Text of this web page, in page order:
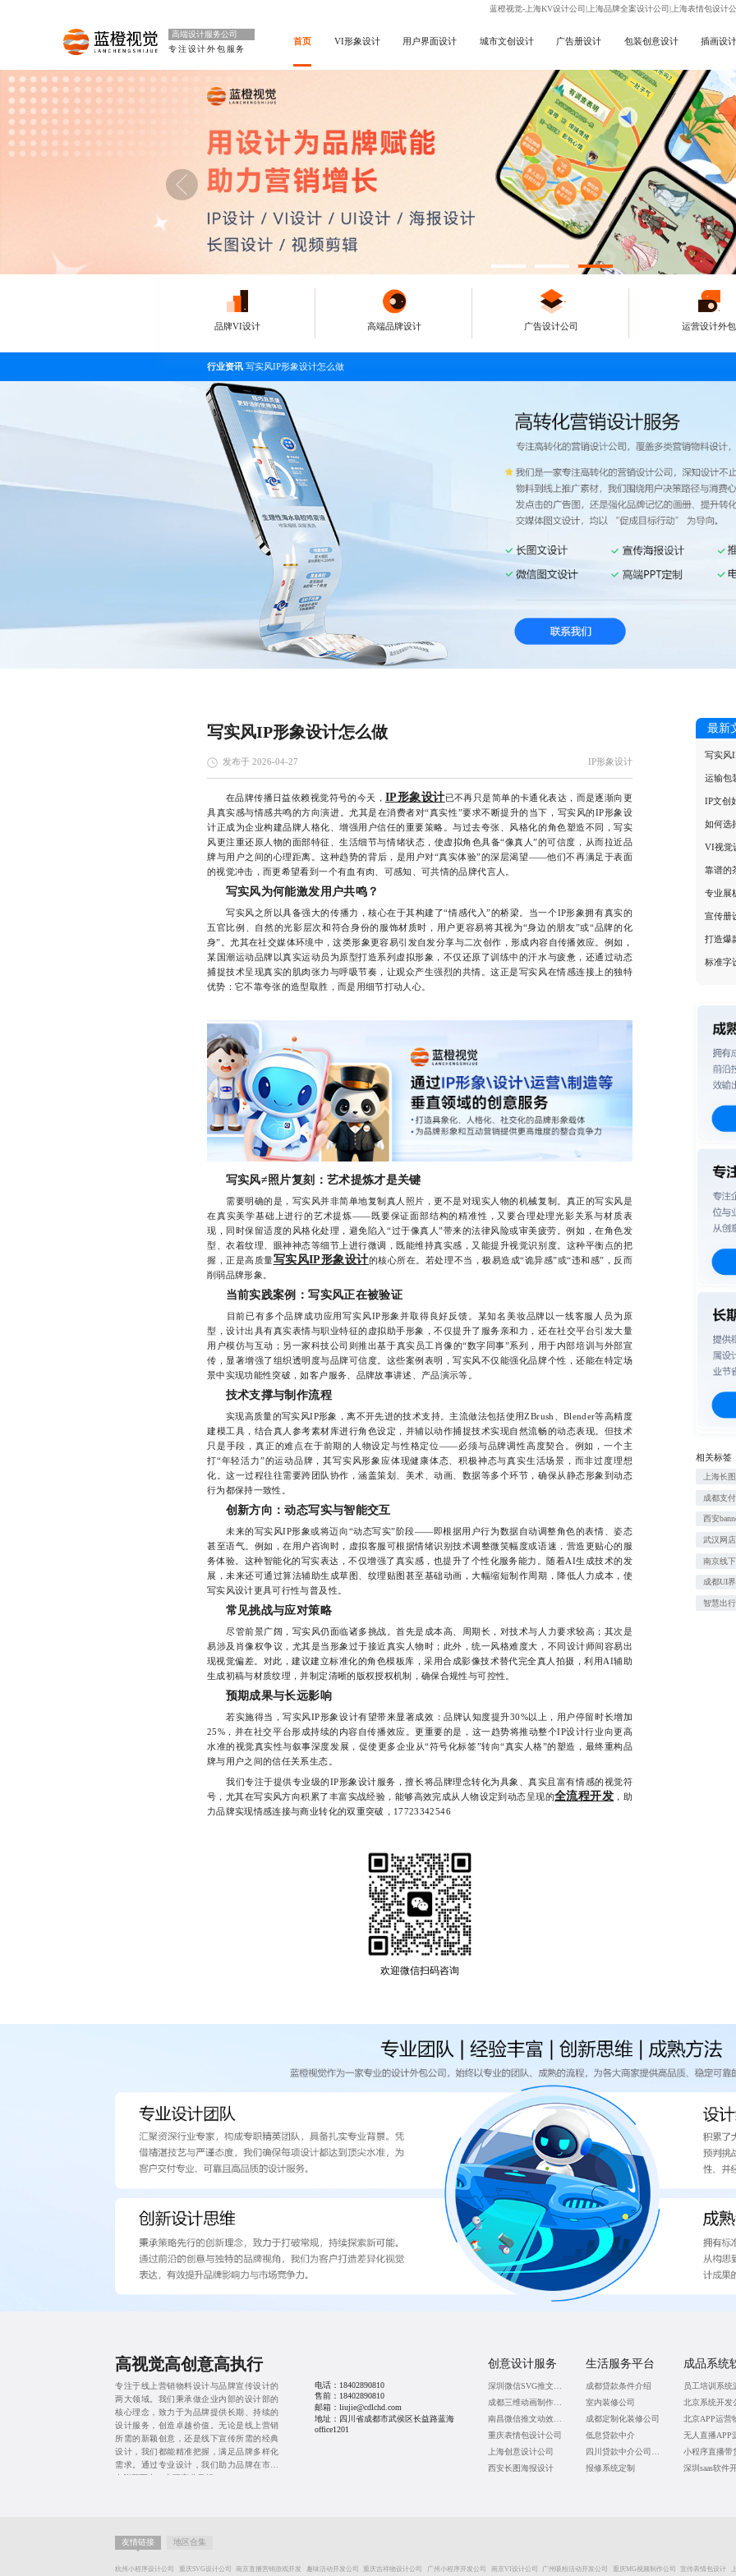
蓝橙视觉-上海KV设计公司|上海品牌全案设计公司|上海表情包设计
高端设计服务公司
专注设计外包服务
首页 VI形象设计 用户界面设计 城市文创设计 广告册设计 包装创意设计 插画设计
品牌VI设计 高端品牌设计 广告设计公司 运营设计外包
行业资讯 写实风IP形象设计怎么做
写实风IP形象设计怎么做
发布于 2026-04-27 IP形象设计
在品牌传播日益依赖视觉符号的今天， IP形象设计已不再只是简单的卡通化表达，而是逐渐向更
具真实感与情感共鸣的方向演进。尤其是在消费者对“真实性”要求不断提升的当下，写实风的IP形象设
计正成为企业构建品牌人格化、增强用户信任的重要策略。与过去夸张、风格化的角色塑造不同，写实
风更注重还原人物的面部特征、生活细节与情绪状态，使虚拟角色具备“像真人”的可信度，从而拉近品
牌与用户之间的心理距离。这种趋势的背后，是用户对“真实体验”的深层渴望——他们不再满足于表面
的视觉冲击，而更希望看到一个有血有肉、可感知、可共情的品牌代言人。
写实风为何能激发用户共鸣？
写实风之所以具备强大的传播力，核心在于其构建了“情感代入”的桥梁。当一个IP形象拥有真实的
五官比例、自然的光影层次和符合身份的服饰材质时，用户更容易将其视为“身边的朋友”或“品牌的化
身”。尤其在社交媒体环境中，这类形象更容易引发自发分享与二次创作，形成内容自传播效应。例如，
某国潮运动品牌以真实运动员为原型打造系列虚拟形象，不仅还原了训练中的汗水与疲惫，还通过动态
捕捉技术呈现真实的肌肉张力与呼吸节奏，让观众产生强烈的共情。这正是写实风在情感连接上的独特
优势：它不靠夸张的造型取胜，而是用细节打动人心。
写实风≠照片复刻：艺术提炼才是关键
需要明确的是，写实风并非简单地复制真人照片，更不是对现实人物的机械复制。真正的写实风是
在真实美学基础上进行的艺术提炼——既要保证面部结构的精准性，又要合理处理光影关系与材质表
现，同时保留适度的风格化处理，避免陷入“过于像真人”带来的法律风险或审美疲劳。例如，在角色发
型、衣着纹理、眼神神态等细节上进行微调，既能维持真实感，又能提升视觉识别度。这种平衡点的把
握，正是高质量写实风IP形象设计的核心所在。若处理不当，极易造成“诡异感”或“违和感”，反而
削弱品牌形象。
当前实践案例：写实风正在被验证
目前已有多个品牌成功应用写实风IP形象并取得良好反馈。某知名美妆品牌以一线客服人员为原
型，设计出具有真实表情与职业特征的虚拟助手形象，不仅提升了服务亲和力，还在社交平台引发大量
用户模仿与互动；另一家科技公司则推出基于真实员工肖像的“数字同事”系列，用于内部培训与外部宣
传，显著增强了组织透明度与品牌可信度。这些案例表明，写实风不仅能强化品牌个性，还能在特定场
景中实现功能性突破，如客户服务、品牌故事讲述、产品演示等。
技术支撑与制作流程
实现高质量的写实风IP形象，离不开先进的技术支持。主流做法包括使用ZBrush、Blender等高精度
建模工具，结合真人参考素材库进行角色设定，并辅以动作捕捉技术实现自然流畅的动态表现。但技术
只是手段，真正的难点在于前期的人物设定与性格定位——必须与品牌调性高度契合。例如，一个主
打“年轻活力”的运动品牌，其写实风形象应体现健康体态、积极神态与真实生活场景，而非过度理想
化。这一过程往往需要跨团队协作，涵盖策划、美术、动画、数据等多个环节，确保从静态形象到动态
行为都保持一致性。
创新方向：动态写实与智能交互
未来的写实风IP形象或将迈向“动态写实”阶段——即根据用户行为数据自动调整角色的表情、姿态
甚至语气。例如，在用户咨询时，虚拟客服可根据情绪识别技术调整微笑幅度或语速，营造更贴心的服
务体验。这种智能化的写实表达，不仅增强了真实感，也提升了个性化服务能力。随着AI生成技术的发
展，未来还可通过算法辅助生成草图、纹理贴图甚至基础动画，大幅缩短制作周期，降低人力成本，使
写实风设计更具可行性与普及性。
常见挑战与应对策略
尽管前景广阔，写实风仍面临诸多挑战。首先是成本高、周期长，对技术与人力要求较高；其次是
易涉及肖像权争议，尤其是当形象过于接近真实人物时；此外，统一风格难度大，不同设计师间容易出
现视觉偏差。对此，建议建立标准化的角色模板库，采用合成影像技术替代完全真人拍摄，利用AI辅助
生成初稿与材质纹理，并制定清晰的版权授权机制，确保合规性与可控性。
预期成果与长远影响
若实施得当，写实风IP形象设计有望带来显著成效：品牌认知度提升30%以上，用户停留时长增加
25%，并在社交平台形成持续的内容自传播效应。更重要的是，这一趋势将推动整个IP设计行业向更高
水准的视觉真实性与叙事深度发展，促使更多企业从“符号化标签”转向“真实人格”的塑造，最终重构品
牌与用户之间的信任关系生态。
我们专注于提供专业级的IP形象设计服务，擅长将品牌理念转化为具象、真实且富有情感的视觉符
号，尤其在写实风方向积累了丰富实战经验，能够高效完成从人物设定到动态呈现的全流程开发 ，助
力品牌实现情感连接与商业转化的双重突破，17723342546
欢迎微信扫码咨询
最新
写实风
运输包
IP文创
如何选
VI视觉
靠谱的
专业展
宣传册
打造爆
标准字
相关标签
上海长
成都支
西安
武汉网
南京线
成都UI
智慧出
高视觉高创意高执行
专注于线上营销物料设计与品牌宣传设计的
两大领域。我们秉承做企业内部的设计部的
核心理念，致力于为品牌提供长期、持续的
设计服务，创造卓越价值。无论是线上营销
所需的新颖创意，还是线下宣传所需的经典
设计，我们都能精准把握，满足品牌多样化
需求。通过专业设计，我们助力品牌在市场
中脱颖而出，实现商业目标。
电话： 18402890810
售前： 18402890810
邮箱：liujie@cdlchd.com
地址：四川省成都市武侯区长益路蓝海
office1201
创意设计服务
成都三维动画制作公司
南昌微信推文动效设计
重庆表情包设计公司
上海创意设计公司
西安长图海报设计
生活服务平台
成都贷款条件介绍
室内装修公司
成都定制化装修公司
低息贷款中介
报修系统定制
成品系统
员工培训系统
北京系统开发
无人直播APP
小程序直播带
友情链接 地区合集
杭州小程序设计公司 重庆SVG设计公司 南京直播营销游戏开发 趣味活动开发公司 重庆吉祥物设计公司 广州小程序开发公司 南京VI设计公司 广州吸粉活动开发公司 重庆MG视频制作公司 宣传表情包设计